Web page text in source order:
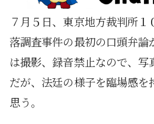
７月５日、東京地方裁判所
落調査事件の最初の口頭弁論
は撮影、録音禁止なので、
だが、法廷の様子を臨場感を
思う。